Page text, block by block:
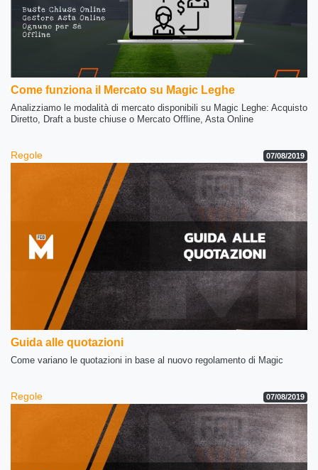
Come funziona il Mercato su Magic Leghe
Analizziamo le modalità di mercato disponibili su Magic Leghe: Acquisto
Diretto, Draft a buste chiuse o Mercato Offline, Asta Online
Regole 07/08/2019
Guida alle quotazioni
Come variano le quotazioni in base al nuovo regolamento di Magic
Regole 07/08/2019